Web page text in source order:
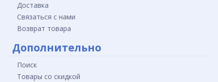
Доставка
Связаться с нами
Возврат товара
Дополнительно
Поиск
Товары со скидкой